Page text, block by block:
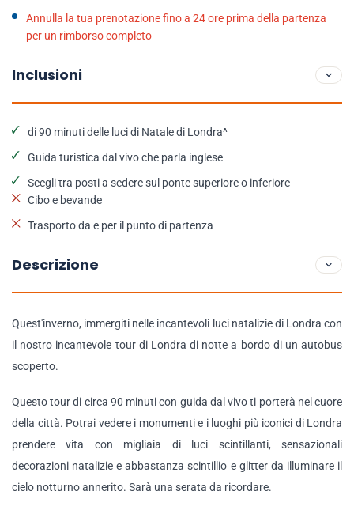
Annulla la tua prenotazione fino a 24 ore prima della partenza
per un rimborso completo
Inclusioni
di 90 minuti delle luci di Natale di Londra^
Guida turistica dal vivo che parla inglese
Scegli tra posti a sedere sul ponte superiore o inferiore
Cibo e bevande
Trasporto da e per il punto di partenza
Descrizione
Quest'inverno, immergiti nelle incantevoli luci natalizie di Londra con
il nostro incantevole tour di Londra di notte a bordo di un autobus
scoperto.
Questo tour di circa 90 minuti con guida dal vivo ti porterà nel cuore
della città. Potrai vedere i monumenti e i luoghi più iconici di Londra
prendere vita con migliaia di luci scintillanti, sensazionali
decorazioni natalizie e abbastanza scintillio e glitter da illuminare il
cielo notturno annerito. Sarà una serata da ricordare.